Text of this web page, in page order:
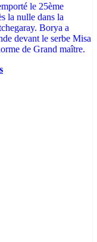
le 25ème
la nulle dans la
Borya a
devant le serbe Misa
de Grand maître.